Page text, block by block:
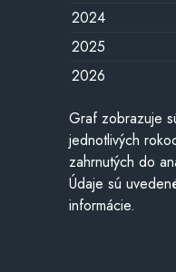
2024
2025
2026
Graf zobrazuje
jednotlivých
zahrnutých do
Údaje sú
informácie.